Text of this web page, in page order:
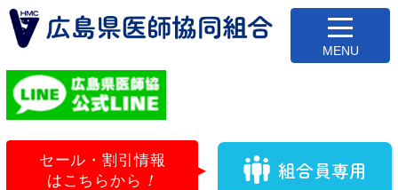
セール・割引情報
はこちらから ！ 組合員専用